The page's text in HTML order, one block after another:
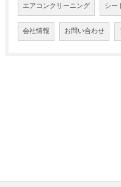
エアコンクリーニング シー
会社情報 お問い合わせ